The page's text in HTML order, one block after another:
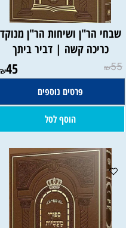
שבחי הר"ן ושיחות הר"ן מנוקד
כריכה קשה | דביר ביתך
₪55
₪45
פרטים נוספים
הוסף לסל